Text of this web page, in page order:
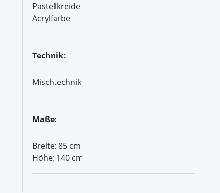
Pastellkreide
Acrylfarbe
Technik:
Mischtechnik
Maße:
Breite: 85 cm
Höhe: 140 cm